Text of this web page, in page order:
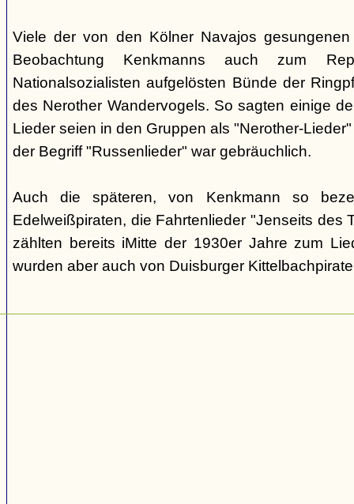
Viele der von den Kölner Navajos
Beobachtung Kenkmanns auch zum
Nationalsozialisten aufgelösten Bünde der
des Nerother Wandervogels. So sagten einige
Lieder seien in den Gruppen als "Nerother-
der Begriff "Russenlieder" war gebräuchlich.
Auch die späteren, von Kenkmann so
Edelweißpiraten, die Fahrtenlieder "Jenseits des
zählten bereits iMitte der 1930er Jahre zum
wurden aber auch von Duisburger